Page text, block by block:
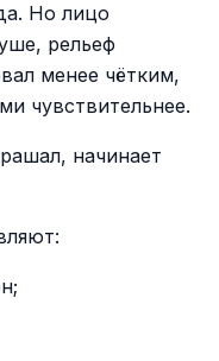
Но лицо
рельеф
менее чётким,
чувствительнее.
начинает